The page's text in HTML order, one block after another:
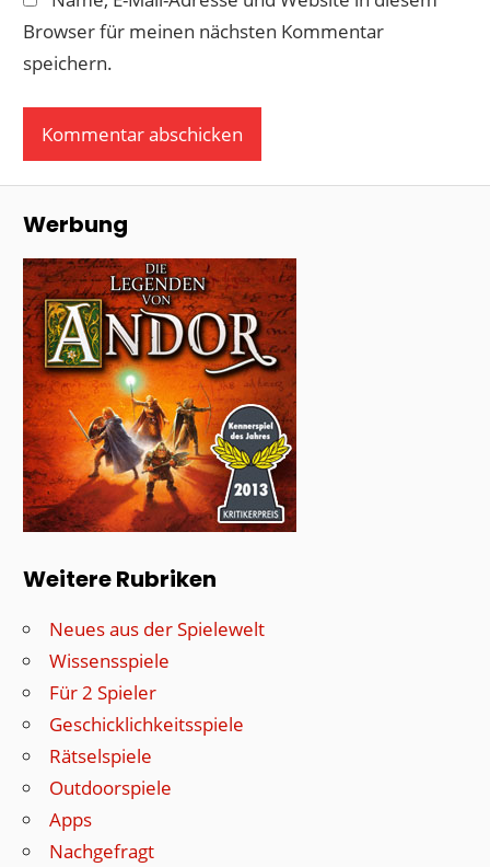
Browser für meinen nächsten Kommentar
speichern.
Werbung
Weitere Rubriken
Neues aus der Spielewelt
Wissensspiele
Für 2 Spieler
Geschicklichkeitsspiele
Rätselspiele
Outdoorspiele
Apps
Nachgefragt